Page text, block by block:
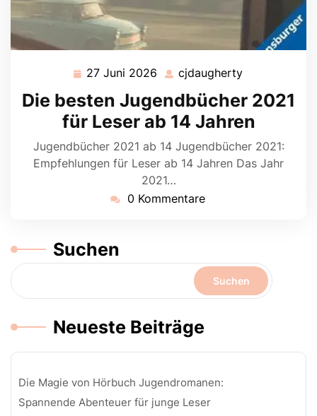
27 Juni 2026 27
2026
cjdaugherty
Die besten Jugendbücher 2021
für Leser ab 14 Jahren
Jugendbücher 2021 ab 14 Jugendbücher 2021:
Empfehlungen für Leser ab 14 Jahren Das Jahr
2021…
0 Kommentare
Suchen
Suchen
Neueste Beiträge
Die Magie von Hörbuch Jugendromanen:
Spannende Abenteuer für junge Leser